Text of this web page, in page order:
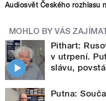
Audiosvět Českého rozhlasu
MOHLO BY VÁS
Pithart:
v utrpení.
slávu,
Putna: